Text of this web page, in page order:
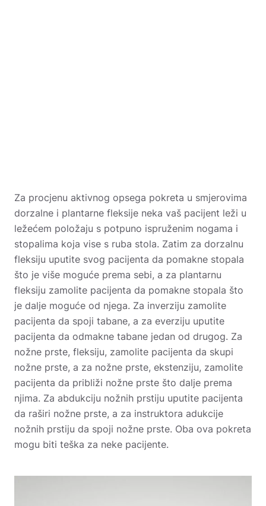
Za procjenu aktivnog opsega pokreta u smjerovima
dorzalne i plantarne fleksije neka vaš pacijent leži u
ležećem položaju s potpuno ispruženim nogama i
stopalima koja vise s ruba stola. Zatim za dorzalnu
fleksiju uputite svog pacijenta da pomakne stopala
što je više moguće prema sebi, a za plantarnu
fleksiju zamolite pacijenta da pomakne stopala što
je dalje moguće od njega. Za inverziju zamolite
pacijenta da spoji tabane, a za everziju uputite
pacijenta da odmakne tabane jedan od drugog. Za
nožne prste, fleksiju, zamolite pacijenta da skupi
nožne prste, a za nožne prste, ekstenziju, zamolite
pacijenta da približi nožne prste što dalje prema
njima. Za abdukciju nožnih prstiju uputite pacijenta
da raširi nožne prste, a za instruktora adukcije
nožnih prstiju da spoji nožne prste. Oba ova pokreta
mogu biti teška za neke pacijente.